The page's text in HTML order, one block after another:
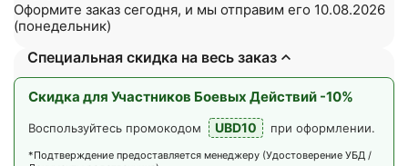
Оформите заказ сегодня, и мы отправим его 10.08.2026
(понедельник)
Специальная скидка на весь заказ
Скидка для Участников Боевых Действий -10%
Воспользуйтесь промокодом UBD10 при оформлении.
*Подтверждение предоставляется менеджеру (Удостоверение УБД /